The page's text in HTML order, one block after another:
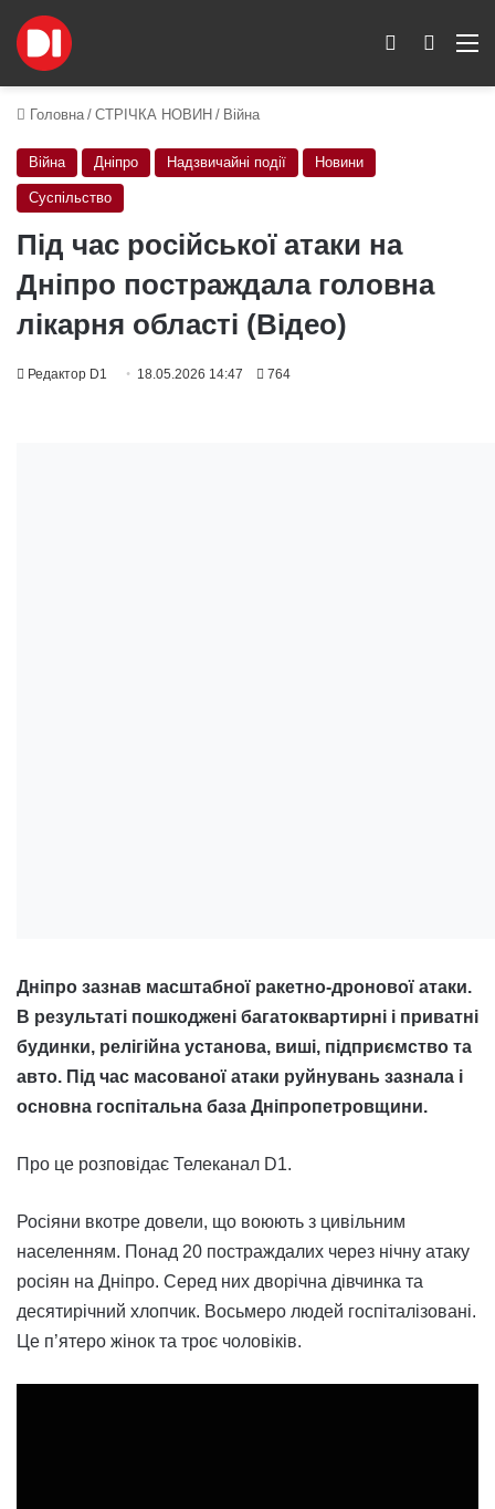
Пошук
Switch skin
Головна / СТРІЧКА НОВИН / Війна
Війна Дніпро Надзвичайні події Новини
Суспільство
Під час російської атаки на
Дніпро постраждала головна
лікарня області (Відео)
Редактор D1 18.05.2026 14:47 764
Дніпро зазнав масштабної ракетно-дронової атаки.
В результаті пошкоджені багатоквартирні і приватні
будинки, релігійна установа, виші, підприємство та
авто. Під час масованої атаки руйнувань зазнала і
основна госпітальна база Дніпропетровщини.
Про це розповідає Телеканал D1.
Росіяни вкотре довели, що воюють з цивільним
населенням. Понад 20 постраждалих через нічну атаку
росіян на Дніпро. Серед них дворічна дівчинка та
десятирічний хлопчик. Восьмеро людей госпіталізовані.
Це п’ятеро жінок та троє чоловіків.